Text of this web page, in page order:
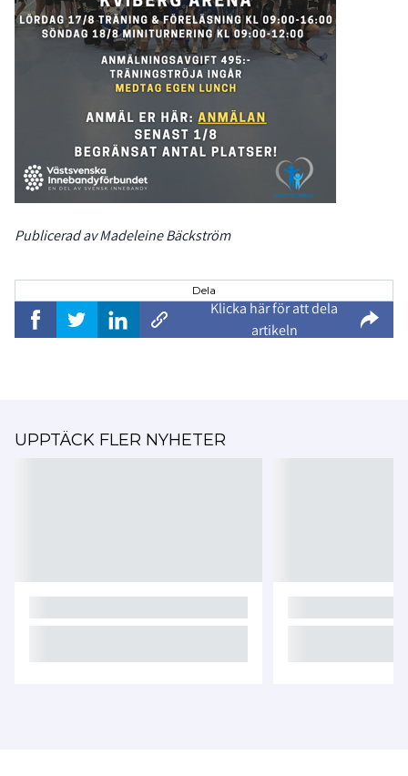
Publicerad av Madeleine Bäckström
Dela
Klicka här för att dela
artikeln
UPPTÄCK FLER NYHETER